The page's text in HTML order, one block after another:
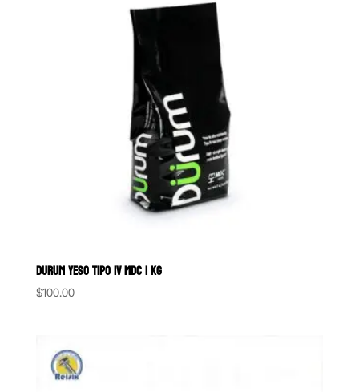
DURUM YESO TIPO IV MDC 1 KG
$100.00